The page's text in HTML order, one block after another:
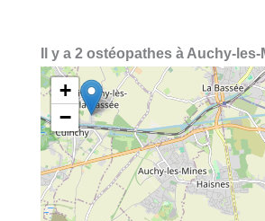
Il y a 2 ostéopathes à Auchy-les-
+
−